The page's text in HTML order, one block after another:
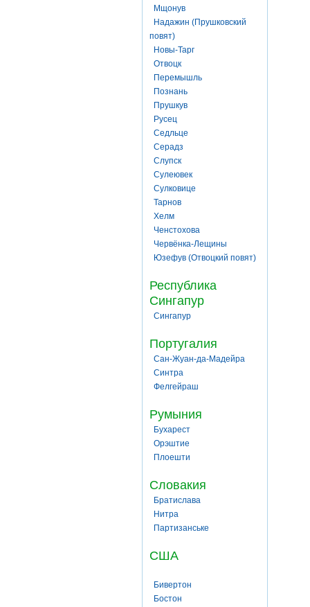
Мщонув
Надажин (Прушковский
повят)
Новы-Тарг
Отвоцк
Перемышль
Познань
Прушкув
Русец
Седльце
Серадз
Слупск
Сулеювек
Сулковице
Тарнов
Хелм
Ченстохова
Червёнка-Лещины
Юзефув (Отвоцкий повят)
Республика
Сингапур
Сингапур
Португалия
Сан-Жуан-да-Мадейра
Синтра
Фелгейраш
Румыния
Бухарест
Орэштие
Плоешти
Словакия
Братислава
Нитра
Партизанське
США
Бивертон
Бостон